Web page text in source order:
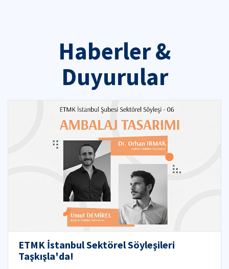
Haberler &
Duyurular
ETMK İstanbul Sektörel Söyleşileri
Taşkışla'da!